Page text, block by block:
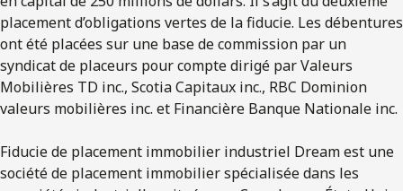
placement d’obligations vertes de la fiducie. Les débentures
ont été placées sur une base de commission par un
syndicat de placeurs pour compte dirigé par Valeurs
Mobilières TD inc., Scotia Capitaux inc., RBC Dominion
valeurs mobilières inc. et Financière Banque Nationale inc.
Fiducie de placement immobilier industriel Dream est une
société de placement immobilier spécialisée dans les